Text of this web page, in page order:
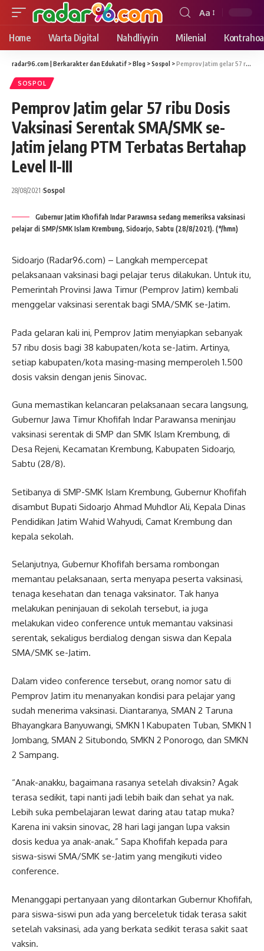
Font
Resizer
Aa
Home Warta Digital Nahdliyyin Milenial
radar96.com | Berkarakter dan Edukatif >Blog >Sospol >Pemprov Jatim gelar 57 ribu Dosis Vaksinasi Serentak SMA/SMK se-Jatim jelang PTM Terbatas Bertahap Level II-III
SOSPOL
Pemprov Jatim gelar 57 ribu Dosis
Vaksinasi Serentak SMA/SMK se-
Jatim jelang PTM Terbatas Bertahap
Level II-III
28/08/2021 Sospol
Gubernur Jatim Khofifah Indar Parawnsa sedang memeriksa vaksinasi
pelajar di SMP/SMK Islam Krembung, Sidoarjo, Sabtu (28/8/2021). (*/hmn)
Sidoarjo (Radar96.com) – Langkah mempercepat
pelaksanaan vaksinasi bagi pelajar terus dilakukan. Untuk itu,
Pemerintah Provinsi Jawa Timur (Pemprov Jatim) kembali
menggelar vaksinasi serentak bagi SMA/SMK se-Jatim.
Pada gelaran kali ini, Pemprov Jatim menyiapkan sebanyak
57 ribu dosis bagi 38 kabupaten/kota se-Jatim. Artinya,
setiap kabupaten/kota masing-masing memperoleh 1.500
dosis vaksin dengan jenis Sinovac.
Guna memastikan kelancaran pelaksanaan secara langsung,
Gubernur Jawa Timur Khofifah Indar Parawansa meninjau
vaksinasi serentak di SMP dan SMK Islam Krembung, di
Desa Rejeni, Kecamatan Krembung, Kabupaten Sidoarjo,
Sabtu (28/8).
Setibanya di SMP-SMK Islam Krembung, Gubernur Khofifah
disambut Bupati Sidoarjo Ahmad Muhdlor Ali, Kepala Dinas
Pendidikan Jatim Wahid Wahyudi, Camat Krembung dan
kepala sekolah.
Selanjutnya, Gubernur Khofifah bersama rombongan
memantau pelaksanaan, serta menyapa peserta vaksinasi,
tenaga kesehatan dan tenaga vaksinator. Tak hanya
melakukan peninjauan di sekolah tersebut, ia juga
melakukan video conference untuk memantau vaksinasi
serentak, sekaligus berdialog dengan siswa dan Kepala
SMA/SMK se-Jatim.
Dalam video conference tersebut, orang nomor satu di
Pemprov Jatim itu menanyakan kondisi para pelajar yang
sudah menerima vaksinasi. Diantaranya, SMAN 2 Taruna
Bhayangkara Banyuwangi, SMKN 1 Kabupaten Tuban, SMKN 1
Jombang, SMAN 2 Situbondo, SMKN 2 Ponorogo, dan SMKN
2 Sampang.
“Anak-anakku, bagaimana rasanya setelah divaksin? Agak
terasa sedikit, tapi nanti jadi lebih baik dan sehat ya nak.
Lebih suka pembelajaran lewat daring atau tatap muka?
Karena ini vaksin sinovac, 28 hari lagi jangan lupa vaksin
dosis kedua ya anak-anak.” Sapa Khofifah kepada para
siswa-siswi SMA/SMK se-Jatim yang mengikuti video
conference.
Menanggapi pertanyaan yang dilontarkan Gubernur Khofifah,
para siswa-siswi pun ada yang berceletuk tidak terasa sakit
setelah vaksinasi, ada yang berkata sedikit terasa sakit saat
vaksin.